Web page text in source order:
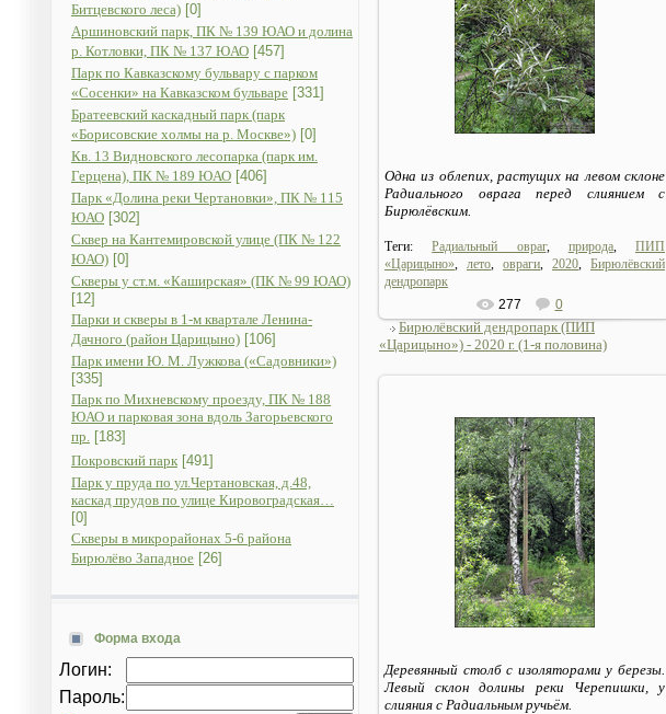
Битцевского леса) [0]
Аршиновский парк, ПК № 139 ЮАО и долина
р. Котловки, ПК № 137 ЮАО [457]
Парк по Кавказскому бульвару с парком
«Сосенки» на Кавказском бульваре [331]
Братеевский каскадный парк (парк
«Борисовские холмы на р. Москве») [0]
Кв. 13 Видновского лесопарка (парк им.
Герцена), ПК № 189 ЮАО [406]
Парк «Долина реки Чертановки», ПК № 115
ЮАО [302]
Сквер на Кантемировской улице (ПК № 122
ЮАО) [0]
Скверы у ст.м. «Каширская» (ПК № 99 ЮАО)
[12]
Парки и скверы в 1-м квартале Ленина-
Дачного (район Царицыно) [106]
Парк имени Ю. М. Лужкова («Садовники»)
[335]
Парк по Михневскому проезду, ПК № 188
ЮАО и парковая зона вдоль Загорьевского
пр. [183]
Покровский парк [491]
Парк у пруда по ул.Чертановская, д.48,
каскад прудов по улице Кировоградская…
[0]
Скверы в микрорайонах 5-6 района
Бирюлёво Западное [26]
Форма входа
Логин:
Пароль:
06.07.2020
Sirius_MSK
Одна из облепих, растущих на левом склоне
Радиального оврага перед слиянием с
Бирюлёвским.
Теги:Радиальный овраг, природа, ПИП
«Царицыно», лето, овраги, 2020, Бирюлёвский
дендропарк
277
0
Бирюлёвский дендропарк (ПИП
«Царицыно») - 2020 г. (1-я половина)
06.07.2020
Sirius_MSK
Деревянный столб с изоляторами у березы.
Левый склон долины реки Черепишки, у
слияния с Радиальным ручьём.